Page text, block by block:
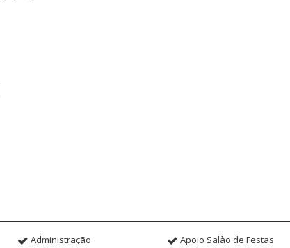
Administração Apoio Salào de Festas